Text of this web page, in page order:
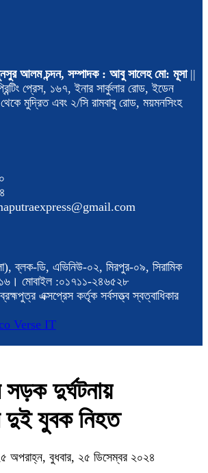
আলম চন্দন, সম্পাদক : আবু সালেহ মো: মূসা||
প্রেস, ১৬৭, ইনার সার্কুলার রোড, ইডেন
মুদ্রিত এবং ২/সি রামবাবু রোড, ময়মনসিংহ
ব্লক-ডি, এভিনিউ-০২, মিরপুর-০৯, সিরামিক
মোবাইল :০১৭১১-২৪৬৫২৮
এক্সপ্রেস কর্তৃক সর্বসত্ত্ব স্বত্বাধিকার
Verse IT
দুর্ঘটনায়
দুই যুবক নিহত
অপরাহ্ন, বুধবার, ২৫ ডিসেম্বর ২০২৪